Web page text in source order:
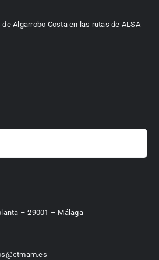
Algarrobo Costa en las rutas de ALSA
– 29001 – Málaga